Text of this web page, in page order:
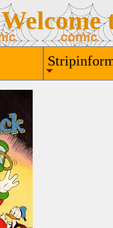
Welcome